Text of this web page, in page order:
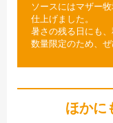
ソースにはマザー
仕上げました。
暑さの残る日にも
数量限定のため、
ほかに